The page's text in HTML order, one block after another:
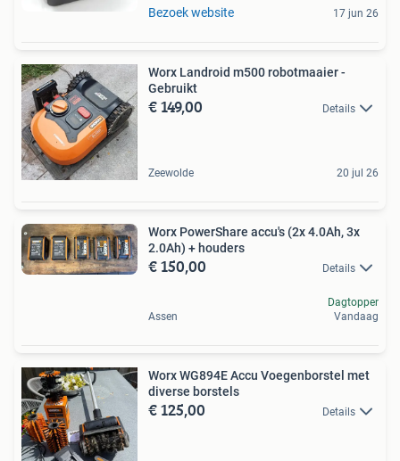
Bezoek website 17 jun 26
Worx Landroid m500 robotmaaier -
Gebruikt
€ 149,00 Details
Zeewolde 20 jul 26
Worx PowerShare accu's (2x 4.0Ah, 3x
2.0Ah) + houders
€ 150,00 Details
Assen
Dagtopper
Vandaag
Worx WG894E Accu Voegenborstel met
diverse borstels
€ 125,00 Details